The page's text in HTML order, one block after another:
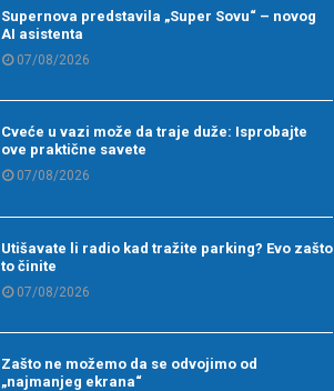
Supernova predstavila „Super Sovu“ – novog
AI asistenta
07/08/2026
Cveće u vazi može da traje duže: Isprobajte
ove praktične savete
07/08/2026
Utišavate li radio kad tražite parking? Evo zašto
to činite
07/08/2026
Zašto ne možemo da se odvojimo od
„najmanjeg ekrana“